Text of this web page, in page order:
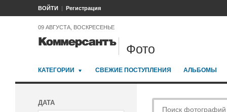
ВОЙТИ Регистрация
09 АВГУСТА, ВОСКРЕСЕНЬЕ
Фото
КАТЕГОРИИ СВЕЖИЕ ПОСТУПЛЕНИЯ АЛЬБОМЫ
ДАТА